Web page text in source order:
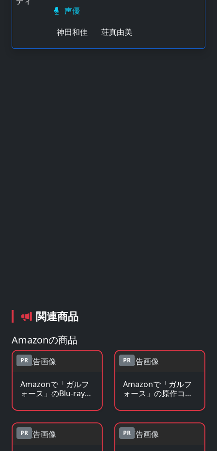
声優
神田和佳
荘真由美
関連商品
Amazonの商品
PR
Amazonで「ガルフ
ォース」のBlu-ray・
PR
Amazonで「ガルフ
ォース」の原作コミ
PR PR